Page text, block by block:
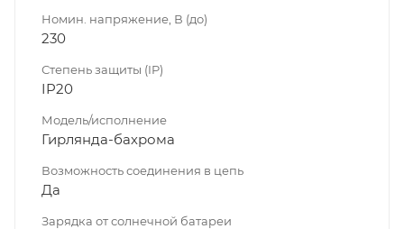
Номин. напряжение, В (до)
230
Степень защиты (IP)
IP20
Модель/исполнение
Гирлянда-бахрома
Возможность соединения в цепь
Да
Зарядка от солнечной батареи